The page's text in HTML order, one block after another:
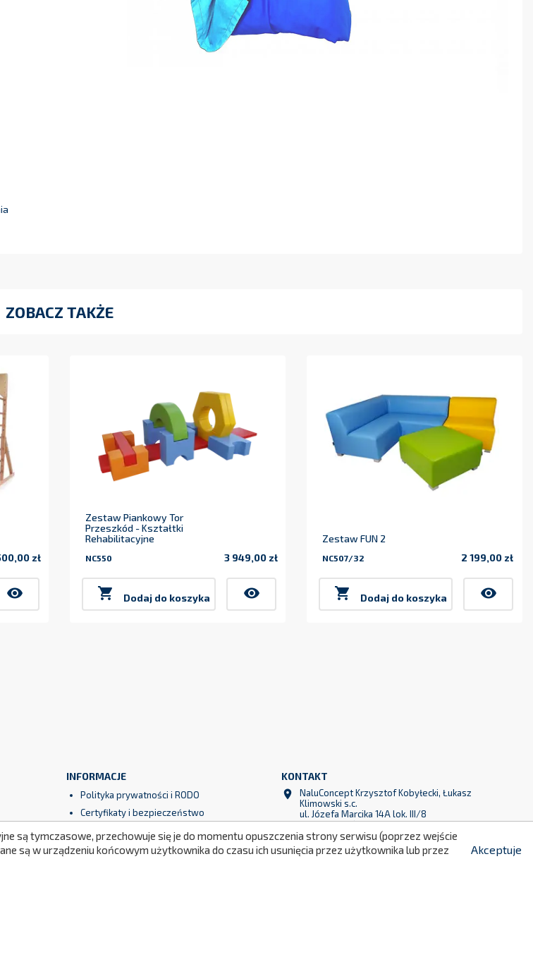
ZOBACZ TAKŻE
zł
visibility
Zestaw Piankowy Tor
Przeszkód - Kształtki
Rehabilitacyjne
NC550 3 949,00 zł
 Dodaj do koszyka visibility
Zestaw FUN 2
NC507/32 2 199,00 zł
 Dodaj do koszyka visibility
INFORMACJE
Polityka prywatności i RODO
Certyfikaty i bezpieczeństwo
Nasze realizacje
KONTAKT

NaluConcept Krzysztof Kobyłecki, Łukasz
Klimowski s.c.
ul. Józefa Marcika 14A lok. III/8
30-443 Kraków
Polska
 +48 790 760 764
są tymczasowe, przechowuje się je do momentu opuszczenia strony serwisu (poprzez wejście
są w urządzeniu końcowym użytkownika do czasu ich usunięcia przez użytkownika lub przez
Akceptuje